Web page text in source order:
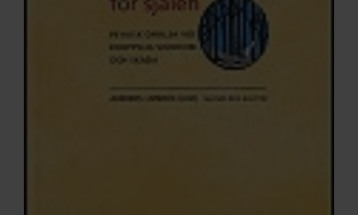
PRENUMERERA PÅ F&F
ANNONSERA I F&F